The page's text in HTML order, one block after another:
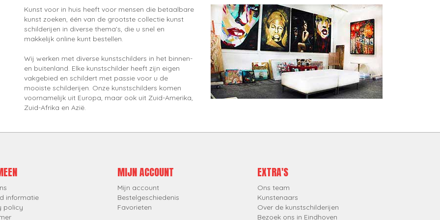
Kunst voor in huis heeft voor mensen die betaalbare
kunst zoeken, één van de grootste collectie kunst
schilderijen in diverse thema's, die u snel en
makkelijk online kunt bestellen.
Wij werken met diverse kunstschilders in het binnen-
en buitenland. Elke kunstschilder heeft zijn eigen
vakgebied en schildert met passie voor u de
mooiste schilderijen. Onze kunstschilders komen
voornamelijk uit Europa, maar ook uit Zuid-Amerika,
Zuid-Afrika en Azië.
informatie
policy
MIJN ACCOUNT
Mijn account
Bestelgeschiedenis
Favorieten
EXTRA'S
Ons team
Kunstenaars
Over de kunstschilderijen
Bezoek ons in Eindhoven